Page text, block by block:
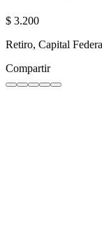
$ 3.200
Retiro, Capital
Compartir